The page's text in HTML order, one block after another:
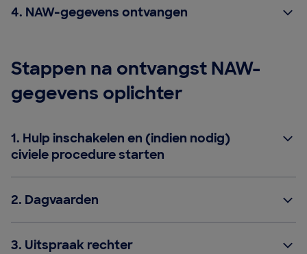
4. NAW-gegevens ontvangen
Stappen na ontvangst NAW-
gegevens oplichter
1. Hulp inschakelen en (indien nodig)
civiele procedure starten
2. Dagvaarden
3. Uitspraak rechter